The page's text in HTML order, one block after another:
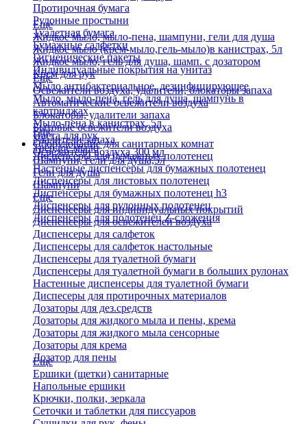
Протирочная бумага
Рулонные простыни
Туалетная бумага
Бумажные салфетки
Гигиенические пакеты
Индивидуальные покрытия на унитаз
Еще
Жидкое мыло, мыло-пена, шампуни, гели для душа
Жидкое мыло (крем-мыло,гель-мыло)в канистрах, 5л
Жидкое мыло, гель для душа, шамп. с дозатором
Крем для рук
Мыло антибактериальное, дезинфицирующее
Мыло, мыло-пена, гель для душа, шампунь в
картриджах
Мыло-пена в канистрах, 5л
Паста для рук
Твердое мыло
Шампуни, гели для душа,5л
Гели для душа
Шампуни
Еще
Освежители воздуха, удалители, блокаторы запаха
Автоматические освежители воздуха
Блокаторы, удалители запаха
Бытовые освежители воздуха
Удалители запаха
Освежители воздуха 300 мл
Еще
Оборудование для санитарных комнат
Диспенсеры для бумажных полотенец
Настенные диспенсеры для бумажных полотенец
Диспенсеры для листовых полотенец
Диспенсеры для бумажных полотенец h3
Диспенсеры для рулонных полотенец
Диспенсеры для полотенец Z-сложения
Еще
Диспенсеры для индивидуальных покрытий
Диспенсеры для освежителей воздуха
Диспенсеры для салфеток
Диспенсеры для салфеток настольные
Диспенсеры для туалетной бумаги
Диспенсеры для туалетной бумаги в больших рулонах
Настенные диспенсеры для туалетной бумаги
Диспесеры для протирочных материалов
Дозаторы для дез.средств
Дозаторы для жидкого мыла и пены, крема
Дозаторы для жидкого мыла сенсорные
Дозаторы для крема
Дозатор для пены
Еще
Ершики (щетки) санитарные
Напольные ершики
Крючки, полки, зеркала
Сеточки и таблетки для писсуаров